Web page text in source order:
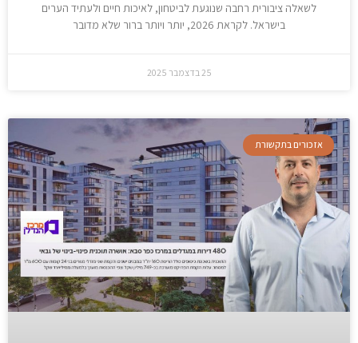
לשאלה ציבורית רחבה שנוגעת לביטחון, לאיכות חיים ולעתיד הערים
בישראל. לקראת 2026, יותר ויותר ברור שלא מדובר
25 בדצמבר 2025
אזכורים בתקשורת